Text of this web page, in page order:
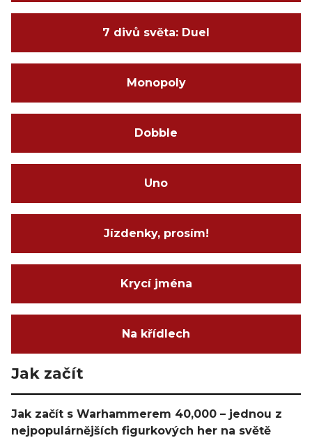
7 divů světa: Duel
Monopoly
Dobble
Uno
Jízdenky, prosím!
Krycí jména
Na křídlech
Jak začít
Jak začít s Warhammerem 40,000 – jednou z
nejpopulárnějších figurkových her na světě